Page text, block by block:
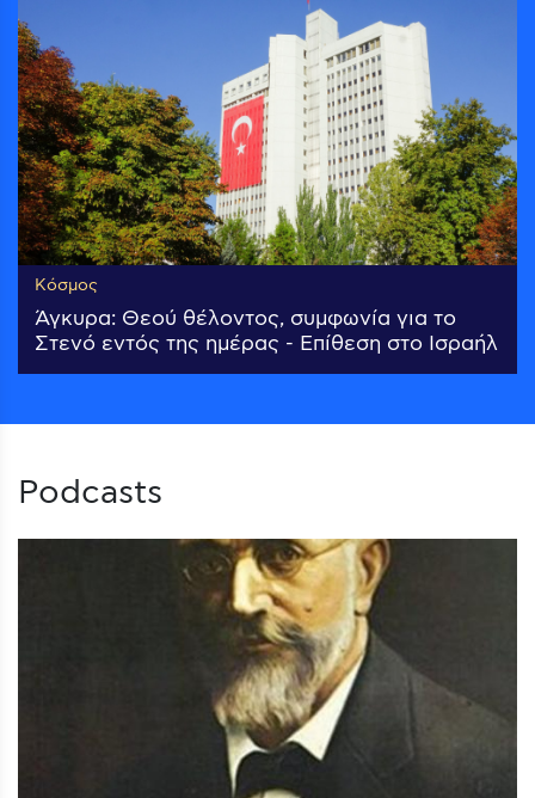
Κόσμος
Άγκυρα: Θεού θέλοντος, συμφωνία για το
Στενό εντός της ημέρας - Επίθεση στο Ισραήλ
Podcasts